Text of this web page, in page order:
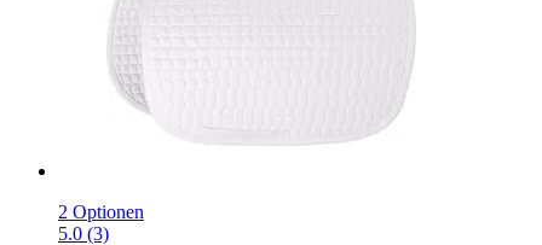
2 Optionen
5.0 (3)